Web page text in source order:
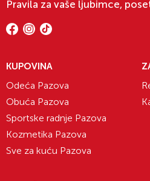
Pravila za vaše ljubimce,
KUPOVINA
Odeća Pazova
Obuća Pazova
Sportske radnje Pazova
Kozmetika Pazova
Sve za kuću Pazova